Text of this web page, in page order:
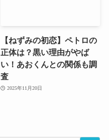
【ねずみの初恋】ペトロの
正体は？黒い理由がやば
い！あおくんとの関係も調
査
2025年11月20日